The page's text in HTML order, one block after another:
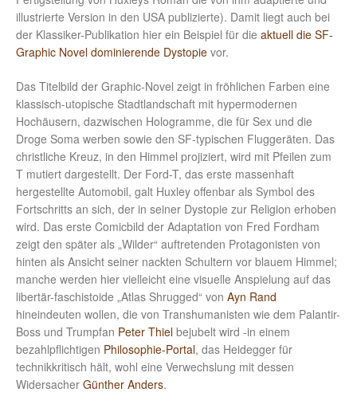
illustrierte Version in den USA publizierte). Damit liegt auch bei
der Klassiker-Publikation hier ein Beispiel für die aktuell die SF-
Graphic Novel dominierende Dystopie vor.
Das Titelbild der Graphic-Novel zeigt in fröhlichen Farben eine
klassisch-utopische Stadtlandschaft mit hypermodernen
Hochäusern, dazwischen Hologramme, die für Sex und die
Droge Soma werben sowie den SF-typischen Fluggeräten. Das
christliche Kreuz, in den Himmel projiziert, wird mit Pfeilen zum
T mutiert dargestellt. Der Ford-T, das erste massenhaft
hergestellte Automobil, galt Huxley offenbar als Symbol des
Fortschritts an sich, der in seiner Dystopie zur Religion erhoben
wird. Das erste Comicbild der Adaptation von Fred Fordham
zeigt den später als „Wilder“ auftretenden Protagonisten von
hinten als Ansicht seiner nackten Schultern vor blauem Himmel;
manche werden hier vielleicht eine visuelle Anspielung auf das
libertär-faschistoide „Atlas Shrugged“ von Ayn Rand
hineindeuten wollen, die von Transhumanisten wie dem Palantir-
Boss und Trumpfan Peter Thiel bejubelt wird -in einem
bezahlpflichtigen Philosophie-Portal, das Heidegger für
technikkritisch hält, wohl eine Verwechslung mit dessen
Widersacher Günther Anders.